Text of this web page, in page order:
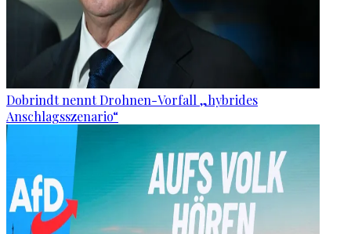
Dobrindt nennt Drohnen-Vorfall „hybrides
Anschlagsszenario“